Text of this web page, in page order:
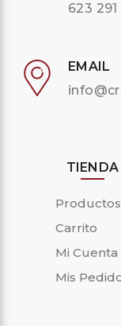
623
EMAIL
TIENDA
Productos
Carrito
Mi Cuenta
Mis